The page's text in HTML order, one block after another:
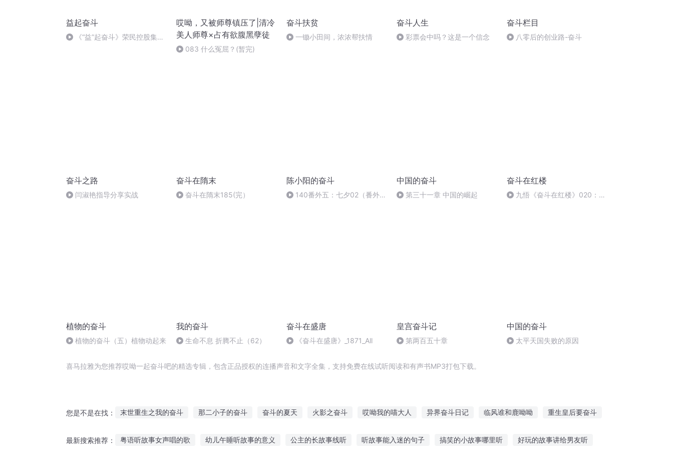
益起奋斗
《“益”起奋斗》荣民控股集团
哎呦，又被师尊镇压了|清冷
美人师尊×占有欲腹黑孽徒
083 什么冤屈？(暂完)
奋斗扶贫
一锄小田间，浓浓帮扶情
奋斗人生
彩票会中吗？这是一个信念
奋斗栏目
八零后的创业路-奋斗
奋斗之路
闫淑艳指导分享实战
奋斗在隋末
奋斗在隋末185(完）
陈小阳的奋斗
140番外五：七夕02（番外
中国的奋斗
第三十一章 中国的崛起
奋斗在红楼
九悟《奋斗在红楼》020：混
植物的奋斗
植物的奋斗（五）植物动起来
我的奋斗
生命不息 折腾不止（62）
奋斗在盛唐
《奋斗在盛唐》_1871_All
皇宫奋斗记
第两百五十章
中国的奋斗
太平天国失败的原因
喜马拉雅为您推荐哎呦一起奋斗吧的精选专辑，包含正品授权的连播声音和文字全集，支持免费在线试听阅读和有声书MP3打包下载。
您是不是在找： 末世重生之我的奋斗 那二小子的奋斗 奋斗的夏天 火影之奋斗 哎呦我的喵大人 异界奋斗日记 临风谁和鹿呦呦 重生皇后要奋斗
最新搜索推荐： 粤语听故事女声唱的歌 幼儿午睡听故事的意义 公主的长故事线听 听故事能入迷的句子 搞笑的小故事哪里听 好玩的故事讲给男友听